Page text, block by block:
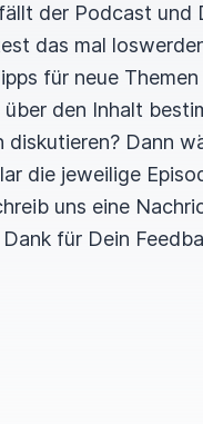
der Podcast und
das mal
für neue
über den Inhalt
diskutieren? Dann
die jeweilige
uns eine
für Dein